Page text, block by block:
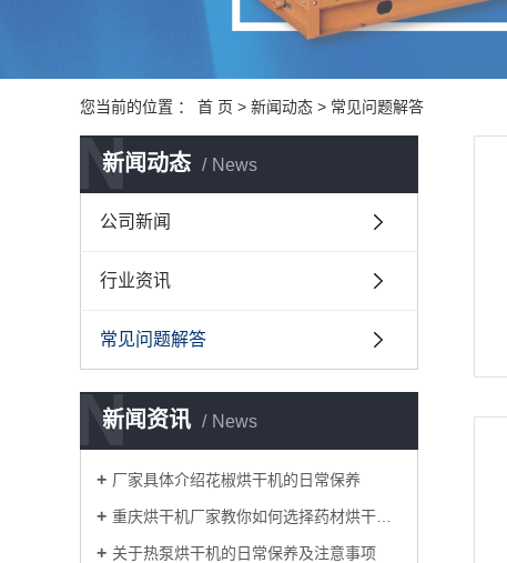
您当前的位置 ： 首 页 > 新闻动态 > 常见问题解答
新闻动态 News
N
公司新闻
行业资讯
常见问题解答
新闻资讯 News
N
厂家具体介绍花椒烘干机的日常保养
重庆烘干机厂家教你如何选择药材烘干机？
关于热泵烘干机的日常保养及注意事项